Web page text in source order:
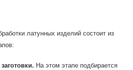
латунных изделий состоит из
На этом этапе подбирается